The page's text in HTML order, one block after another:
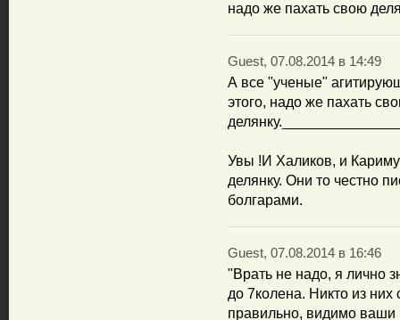
надо же пахать свою
Guest, 07.08.2014 в 14:49
А все "ученые"
этого, надо же пахать
Увы !И Халиков, и
делянку. Они то честно
болгарами.
Guest, 07.08.2014 в 16:46
"Врать не надо, я лично
до 7колена. Никто из
правильно, видимо ваши